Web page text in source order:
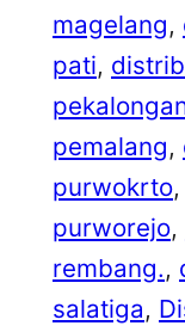
magelang,
pati,
pemalang,
purwokrto,
purworejo,
rembang.,
salatiga,